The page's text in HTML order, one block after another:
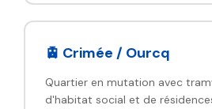
🚊 Crimée / Ourcq
Quartier en mutation avec
d'habitat social et de